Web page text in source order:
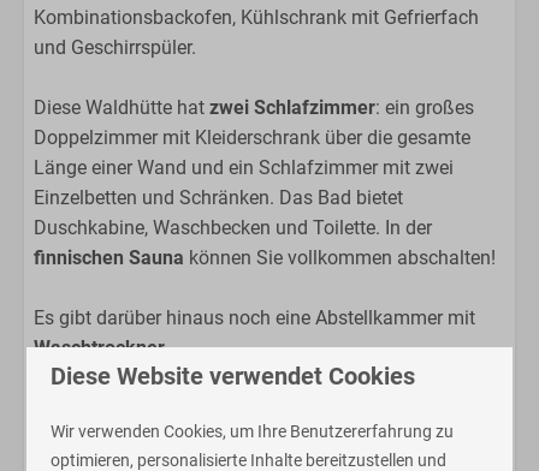
Badezimmer
Dusche
Toilette
Spüle
Schlafzimmer
Boxspringbetten
Wohnbereich
Kombinationsbackofen, Kühlschrank mit Gefrierfach
und Geschirrspüler.
Diese Waldhütte hat zwei Schlafzimmer: ein großes
Doppelzimmer mit Kleiderschrank über die gesamte
Länge einer Wand und ein Schlafzimmer mit zwei
Einzelbetten und Schränken. Das Bad bietet
Duschkabine, Waschbecken und Toilette. In der
finnischen Sauna können Sie vollkommen abschalten!
Es gibt darüber hinaus noch eine Abstellkammer mit
Waschtrockner.
Durch die Glasschiebetüren im Wohnzimmer gelangen
wo Sie sich entspannen und die herrliche Natur
Diese Website verwendet Cookies
Wir verwenden Cookies, um Ihre Benutzererfahrung zu
optimieren, personalisierte Inhalte bereitzustellen und